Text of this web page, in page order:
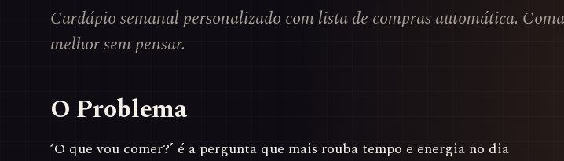
Cardápio semanal personalizado com lista de compras automática. Coma
melhor sem pensar.
O Problema
‘O que vou comer?’ é a pergunta que mais rouba tempo e energia no dia